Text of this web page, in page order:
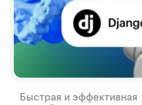
Быстрая и эффективная